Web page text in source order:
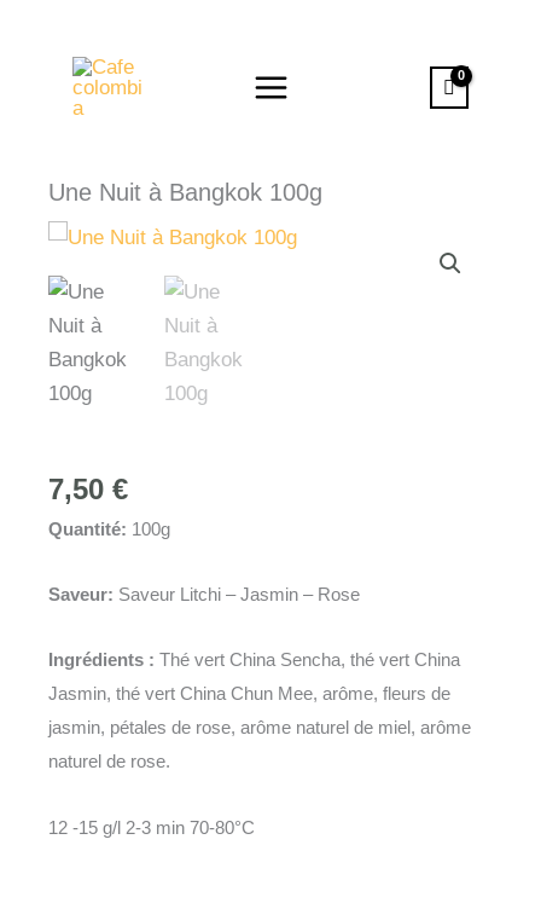
Une Nuit à Bangkok 100g
7,50 €
Quantité: 100g
Saveur: Saveur Litchi – Jasmin – Rose
Ingrédients : Thé vert China Sencha, thé vert China
Jasmin, thé vert China Chun Mee, arôme, fleurs de
jasmin, pétales de rose, arôme naturel de miel, arôme
naturel de rose.
12 -15 g/l 2-3 min 70-80°C